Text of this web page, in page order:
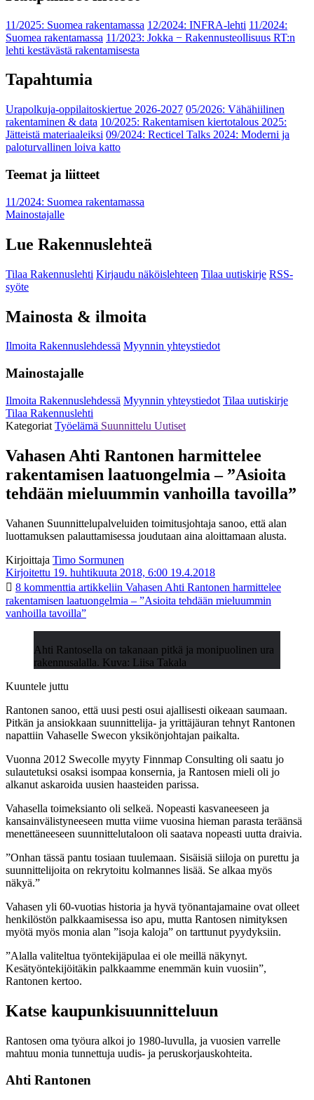
11/2025: Suomea rakentamassa 12/2024: INFRA-lehti 11/2024:
Suomea rakentamassa 11/2023: Jokka − Rakennusteollisuus RT:n
lehti kestävästä rakentamisesta
Tapahtumia
Urapolkuja-oppilaitoskiertue 2026-2027 05/2026: Vähähiilinen
rakentaminen & data 10/2025: Rakentamisen kiertotalous 2025:
Jätteistä materiaaleiksi 09/2024: Recticel Talks 2024: Moderni ja
paloturvallinen loiva katto
Teemat ja liitteet
11/2024: Suomea rakentamassa
Mainostajalle
Lue Rakennuslehteä
Tilaa Rakennuslehti Kirjaudu näköislehteen Tilaa uutiskirje RSS-
syöte
Mainosta & ilmoita
Ilmoita Rakennuslehdessä Myynnin yhteystiedot
Mainostajalle
Ilmoita Rakennuslehdessä Myynnin yhteystiedot Tilaa uutiskirje
Tilaa Rakennuslehti
Kategoriat Työelämä Suunnittelu Uutiset
Vahasen Ahti Rantonen harmittelee
rakentamisen laatuongelmia – ”Asioita
tehdään mieluummin vanhoilla tavoilla”
Vahanen Suunnittelupalveluiden toimitusjohtaja sanoo, että alan
luottamuksen palauttamisessa joudutaan aina aloittamaan alusta.
Kirjoittaja Timo Sormunen
Kirjoitettu 19. huhtikuuta 2018, 6:00 19.4.2018
8 kommenttia artikkeliin Vahasen Ahti Rantonen harmittelee
rakentamisen laatuongelmia – ”Asioita tehdään mieluummin
vanhoilla tavoilla”
Ahti Rantosella on takanaan pitkä ja monipuolinen ura
rakennusalalla. Kuva: Liisa Takala
Kuuntele juttu
Rantonen sanoo, että uusi pesti osui ajallisesti oikeaan saumaan.
Pitkän ja ansiokkaan suunnittelija- ja yrittäjäuran tehnyt Rantonen
napattiin Vahaselle Swecon yksikönjohtajan paikalta.
Vuonna 2012 Swecolle myyty Finnmap Consulting oli saatu jo
sulautetuksi osaksi isompaa konsernia, ja Rantosen mieli oli jo
alkanut askaroida uusien haasteiden parissa.
Vahasella toimeksianto oli selkeä. Nopeasti kasvaneeseen ja
kansainvälistyneeseen mutta viime vuosina hieman parasta teräänsä
menettäneeseen suunnittelutaloon oli saatava nopeasti uutta draivia.
”Onhan tässä pantu tosiaan tuulemaan. Sisäisiä siiloja on purettu ja
suunnittelijoita on rekrytoitu kolmannes lisää. Se alkaa myös
näkyä.”
Vahasen yli 60-vuotias historia ja hyvä työnantajamaine ovat olleet
henkilöstön palkkaamisessa iso apu, mutta Rantosen nimityksen
myötä myös monia alan ”isoja kaloja” on tarttunut pyydyksiin.
”Alalla valiteltua työntekijäpulaa ei ole meillä näkynyt.
Kesätyöntekijöitäkin palkkaamme enemmän kuin vuosiin”,
Rantonen kertoo.
Katse kaupunkisuunnitteluun
Rantosen oma työura alkoi jo 1980-luvulla, ja vuosien varrelle
mahtuu monia tunnettuja uudis- ja peruskorjauskohteita.
Ahti Rantonen